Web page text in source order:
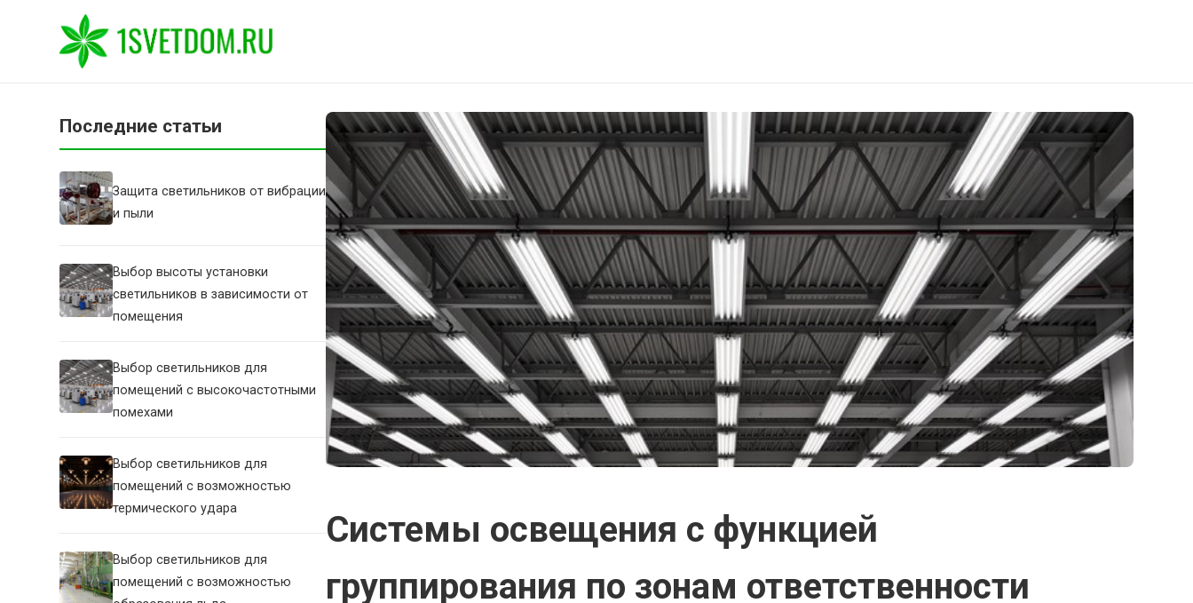
Последние статьи
Защита светильников от вибрации
и пыли
Выбор высоты установки
светильников в зависимости от
помещения
Выбор светильников для
помещений с высокочастотными
помехами
Выбор светильников для
помещений с возможностью
термического удара
Выбор светильников для
помещений с возможностью
Системы освещения с функцией
группирования по зонам ответственности